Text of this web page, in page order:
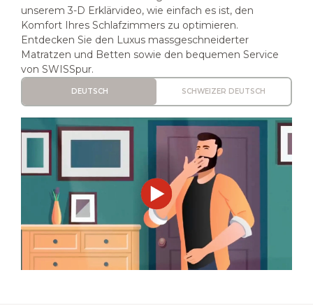
unserem 3-D Erklärvideo, wie einfach es ist, den
Komfort Ihres Schlafzimmers zu optimieren.
Entdecken Sie den Luxus massgeschneiderter
Matratzen und Betten sowie den bequemen Service
von SWISSpur.
DEUTSCH SCHWEIZER DEUTSCH